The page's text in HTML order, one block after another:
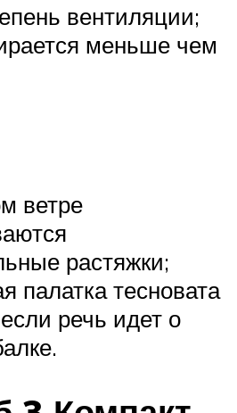
вентиляции;
меньше чем
ветре
растяжки;
палатка тесновата
речь идет о